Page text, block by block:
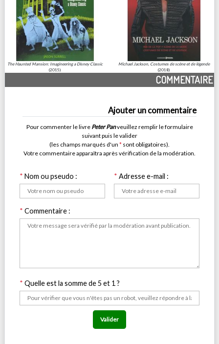
The Haunted Mansion: Imagineering a Disney Classic
(2015)
Michael Jackson, Costumes de scène et de légende
(2018)
COMMENTAIRE
Ajouter un commentaire
Pour commenter le livre Peter Panveuillez remplir le formulaire
suivant puis le valider
(les champs marqués d'un * sont obligatoires).
Votre commentaire apparaîtra après vérification de la modération.
* Nom ou pseudo : * Adresse e-mail :
* Commentaire :
* Quelle est la somme de 5 et 1 ?
Valider